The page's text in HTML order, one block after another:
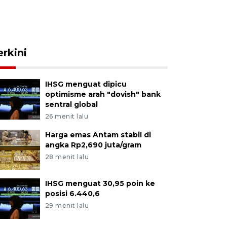
IHSG menguat dipicu
optimisme arah "dovish" bank
sentral global
26 menit lalu
Harga emas Antam stabil di
angka Rp2,690 juta/gram
28 menit lalu
IHSG menguat 30,95 poin ke
posisi 6.440,6
29 menit lalu